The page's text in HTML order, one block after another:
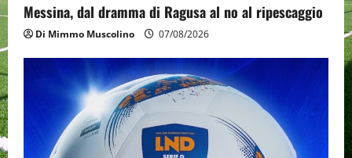
Messina, dal dramma di Ragusa al no al ripescaggio
Di Mimmo Muscolino 07/08/2026